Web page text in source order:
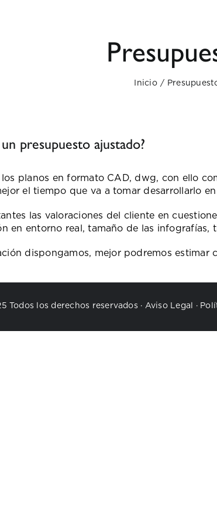
Inicio
presupuesto ajustado?
planos en formato CAD, dwg, con ello
el tiempo que va a tomar desarrollarlo
las valoraciones del cliente en
en entorno real, tamaño de las infografías,
dispongamos, mejor podremos estimar
Todos los derechos reservados · Aviso Legal ·